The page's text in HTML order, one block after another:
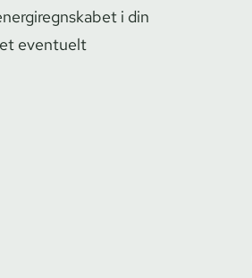
i din
eventuelt